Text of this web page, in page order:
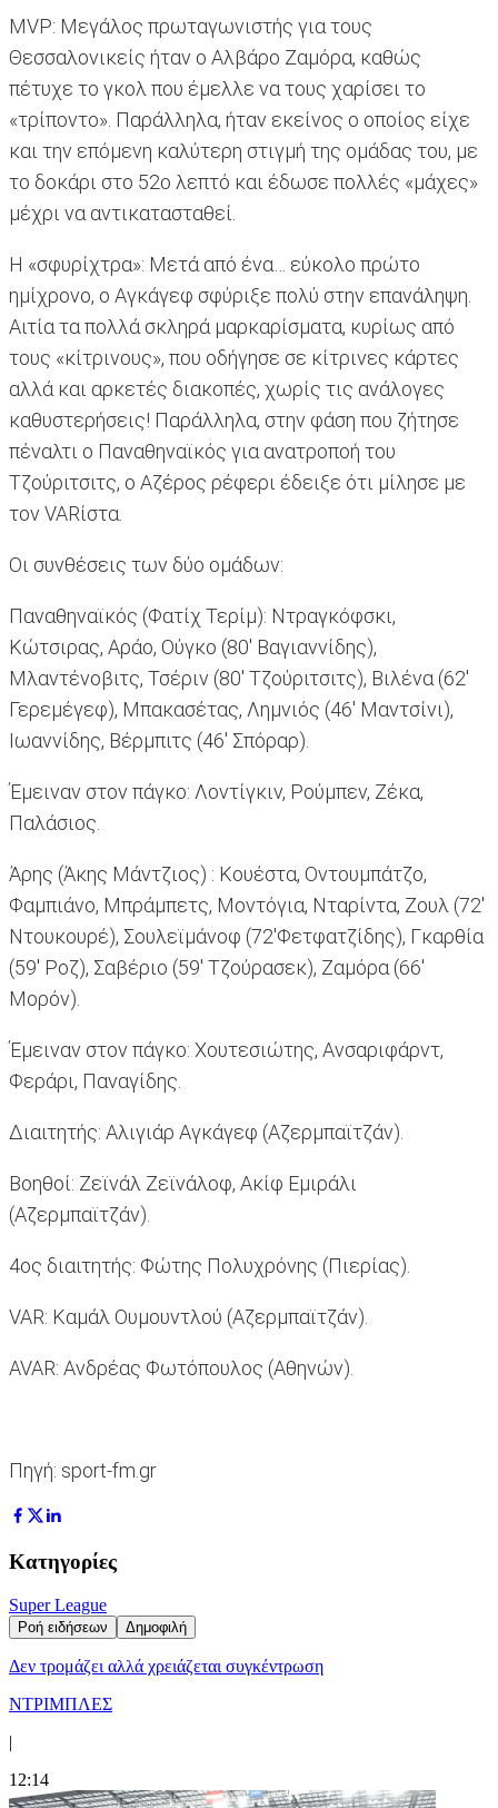
MVP: Μεγάλος πρωταγωνιστής για τους
Θεσσαλονικείς ήταν ο Αλβάρο Ζαμόρα, καθώς
πέτυχε το γκολ που έμελλε να τους χαρίσει το
«τρίποντο». Παράλληλα, ήταν εκείνος ο οποίος είχε
και την επόμενη καλύτερη στιγμή της ομάδας του, με
το δοκάρι στο 52ο λεπτό και έδωσε πολλές «μάχες»
μέχρι να αντικατασταθεί.
Η «σφυρίχτρα»: Μετά από ένα… εύκολο πρώτο
ημίχρονο, ο Αγκάγεφ σφύριξε πολύ στην επανάληψη.
Αιτία τα πολλά σκληρά μαρκαρίσματα, κυρίως από
τους «κίτρινους», που οδήγησε σε κίτρινες κάρτες
αλλά και αρκετές διακοπές, χωρίς τις ανάλογες
καθυστερήσεις! Παράλληλα, στην φάση που ζήτησε
πέναλτι ο Παναθηναϊκός για ανατροποή του
Τζούριτσιτς, ο Αζέρος ρέφερι έδειξε ότι μίλησε με
τον VARίστα.
Οι συνθέσεις των δύο ομάδων:
Παναθηναϊκός (Φατίχ Τερίμ): Ντραγκόφσκι,
Κώτσιρας, Αράο, Ούγκο (80' Βαγιαννίδης),
Μλαντένοβιτς, Τσέριν (80' Τζούριτσιτς), Βιλένα (62'
Γερεμέγεφ), Μπακασέτας, Λημνιός (46' Μαντσίνι),
Ιωαννίδης, Βέρμπιτς (46' Σπόραρ).
Έμειναν στον πάγκο: Λοντίγκιν, Ρούμπεν, Zέκα,
Παλάσιος.
Άρης (Άκης Μάντζιος) : Κουέστα, Οντουμπάτζο,
Φαμπιάνο, Μπράμπετς, Μοντόγια, Νταρίντα, Ζουλ (72'
Ντουκουρέ), Σουλεϊμάνοφ (72'Φετφατζίδης), Γκαρθία
(59' Ροζ), Σαβέριο (59' Τζούρασεκ), Ζαμόρα (66'
Μορόν).
Έμειναν στον πάγκο: Χουτεσιώτης, Ανσαριφάρντ,
Φεράρι, Παναγίδης.
Διαιτητής: Αλιγιάρ Αγκάγεφ (Αζερμπαϊτζάν).
Βοηθοί: Ζεϊνάλ Ζεϊνάλοφ, Ακίφ Εμιράλι
(Αζερμπαϊτζάν).
4ος διαιτητής: Φώτης Πολυχρόνης (Πιερίας).
VAR: Καμάλ Ουμουντλού (Αζερμπαϊτζάν).
AVAR: Ανδρέας Φωτόπουλος (Αθηνών).
Πηγή: sport-fm.gr
Κατηγορίες
Super League
Ροή ειδήσεων Δημοφιλή
Δεν τρομάζει αλλά χρειάζεται συγκέντρωση
ΝΤΡΙΜΠΛΕΣ
|
12:14